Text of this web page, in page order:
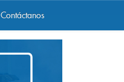
Contáctanos